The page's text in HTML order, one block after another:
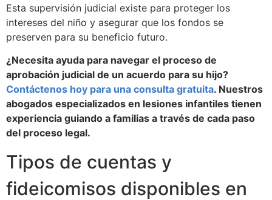
Esta supervisión judicial existe para proteger los
intereses del niño y asegurar que los fondos se
preserven para su beneficio futuro.
¿Necesita ayuda para navegar el proceso de
aprobación judicial de un acuerdo para su hijo?
Contáctenos hoy para una consulta gratuita. Nuestros
abogados especializados en lesiones infantiles tienen
experiencia guiando a familias a través de cada paso
del proceso legal.
Tipos de cuentas y
fideicomisos disponibles en